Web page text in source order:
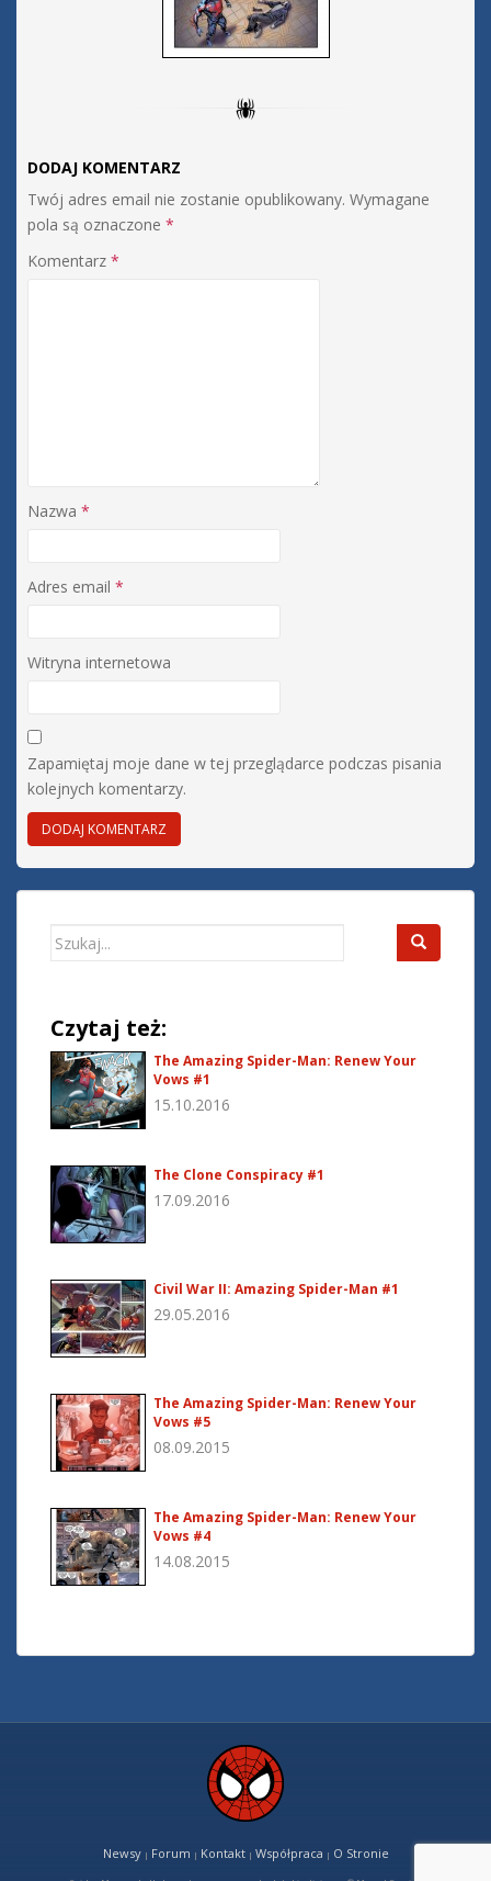
DODAJ KOMENTARZ
Twój adres email nie zostanie opublikowany. Wymagane
pola są oznaczone *
Komentarz *
Nazwa *
Adres email *
Witryna internetowa
Zapamiętaj moje dane w tej przeglądarce podczas pisania
kolejnych komentarzy.
Search
Czytaj też:
The Amazing Spider-Man: Renew Your
Vows #1
15.10.2016
The Clone Conspiracy #1
17.09.2016
Civil War II: Amazing Spider-Man #1
29.05.2016
The Amazing Spider-Man: Renew Your
Vows #5
08.09.2015
The Amazing Spider-Man: Renew Your
Vows #4
14.08.2015
Newsy| Forum | Kontakt| Współpraca | O Stronie